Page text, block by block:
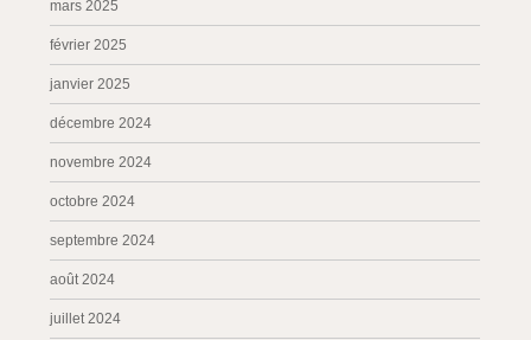
mars 2025
février 2025
janvier 2025
décembre 2024
novembre 2024
octobre 2024
septembre 2024
août 2024
juillet 2024